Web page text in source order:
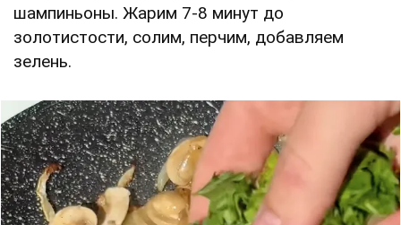
шампиньоны. Жарим 7-8 минут до
золотистости, солим, перчим, добавляем
зелень.